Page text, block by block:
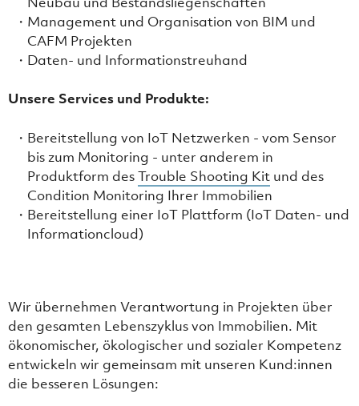
Management und Organisation von BIM und
CAFM Projekten
Daten- und Informationstreuhand
Unsere Services und Produkte:
Bereitstellung von IoT Netzwerken - vom Sensor
bis zum Monitoring - unter anderem in
Produktform desTrouble Shooting Kit und des
Condition Monitoring Ihrer Immobilien
Bereitstellung einer IoT Plattform (IoT Daten- und
Informationcloud)
Wir übernehmen Verantwortung in Projekten über
den gesamten Lebenszyklus von Immobilien. Mit
ökonomischer, ökologischer und sozialer Kompetenz
entwickeln wir gemeinsam mit unseren Kund:innen
die besseren Lösungen: